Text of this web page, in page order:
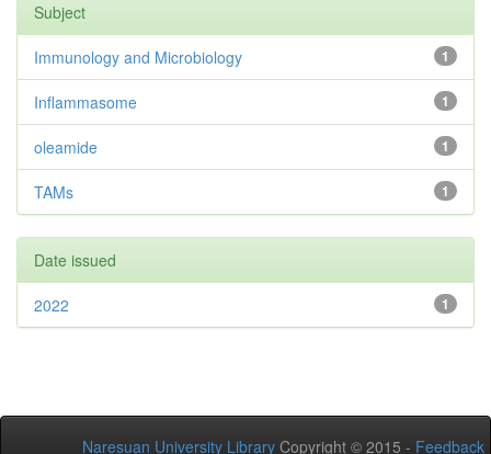
Subject
1
Immunology and Microbiology
1
Inflammasome
1
oleamide
1
TAMs
Date issued
1
2022
Naresuan University Library Copyright © 2015 - Feedback